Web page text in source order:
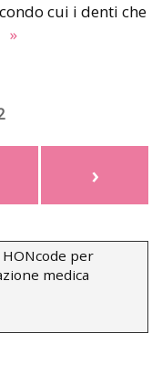
cui i denti che
»
›
per
medica